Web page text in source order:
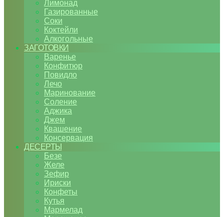
Лимонад
Газированные
Соки
Коктейли
Алкогольные
ЗАГОТОВКИ
Варенье
Конфитюр
Повидло
Лечо
Маринование
Соление
Аджика
Джем
Квашение
Консервация
ДЕСЕРТЫ
Безе
Желе
Зефир
Ириски
Конфеты
Кутья
Мармелад